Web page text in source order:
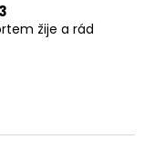
žije a rád